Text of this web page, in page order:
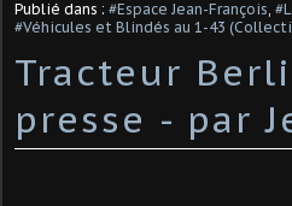
Publié dans : #Espace Jean-François,
#Véhicules et Blindés au 1-43
Tracteur
presse - par